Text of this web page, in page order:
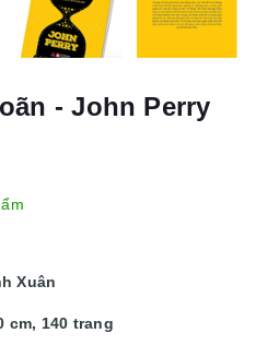
- John Perry
Xuân
cm, 140 trang